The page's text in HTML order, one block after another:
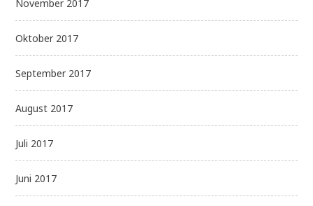
November 2017
Oktober 2017
September 2017
August 2017
Juli 2017
Juni 2017